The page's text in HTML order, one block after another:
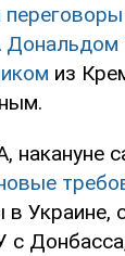
из
накануне
Украине,